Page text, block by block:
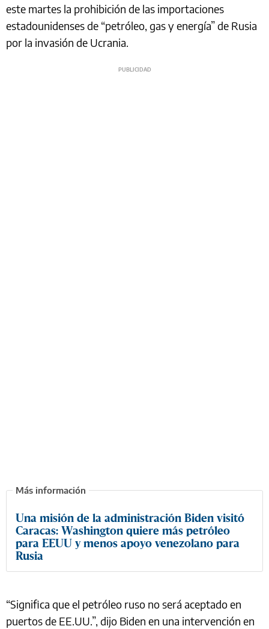
este martes la prohibición de las importaciones
estadounidenses de “petróleo, gas y energía” de Rusia
por la invasión de Ucrania.
Una misión de la administración Biden visitó
Caracas: Washington quiere más petróleo
para EEUU y menos apoyo venezolano para
Rusia
“Significa que el petróleo ruso no será aceptado en
puertos de EE.UU.”, dijo Biden en una intervención en